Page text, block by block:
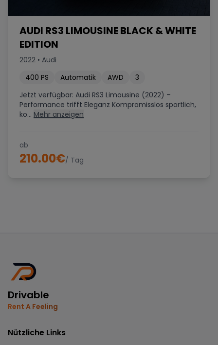
AUDI RS3 LIMOUSINE BLACK & WHITE
EDITION
2022 • Audi
400 PS Automatik AWD
3
Jetzt verfügbar: Audi RS3 Limousine (2022) –
Performance trifft Eleganz Kompromisslos sportlich,
ko... Mehr anzeigen
ab
210.00€/ Tag
Drivable
Rent A Feeling
Nützliche Links